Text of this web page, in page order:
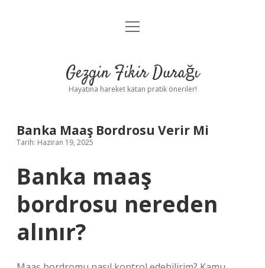
Anasayfa
Yasal Uyarı
menüyü
Gezgin Fikir Durağı
Hayatına hareket katan pratik öneriler!
Banka Maaş Bordrosu Verir Mi
Tarih: Haziran 19, 2025
Banka maaş
bordrosu nereden
alınır?